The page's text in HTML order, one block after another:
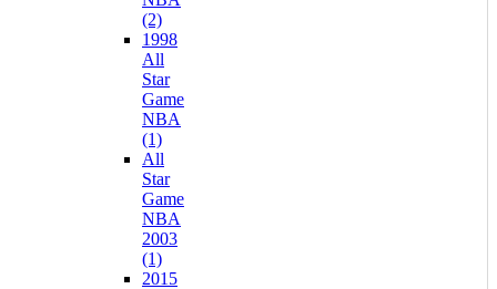
(2)
1998
All
Star
Game
NBA
(1)
All
Star
Game
NBA
2003
(1)
2015